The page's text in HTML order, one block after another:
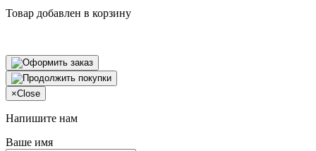
Товар добавлен в корзину
×Close
Напишите нам
Ваше имя